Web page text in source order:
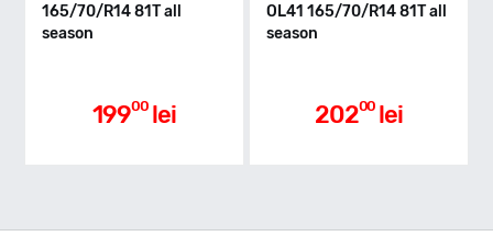
C
Aderenta pe carosabil ud
165/70/R14 81T all
season
19900 lei
OL41 165/70/R14 81T all
season
20200 lei